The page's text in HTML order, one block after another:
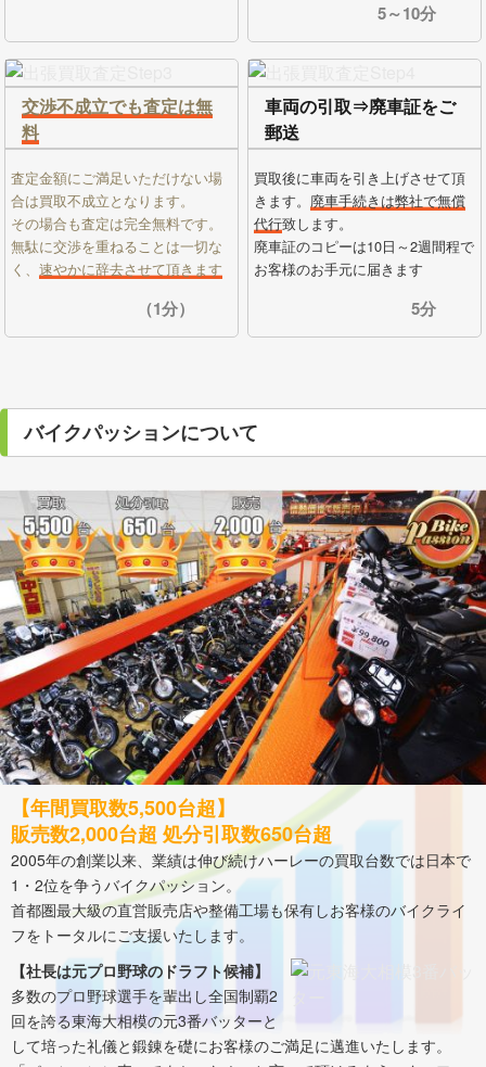
5～10分
交渉不成立でも査定は無
料
査定金額にご満足いただけない場
合は買取不成立となります。
その場合も査定は完全無料です。
無駄に交渉を重ねることは一切な
く、速やかに辞去させて頂きます
（1分）
車両の引取⇒廃車証をご
郵送
買取後に車両を引き上げさせて頂
きます。 廃車手続きは弊社で無償
代行致します。
廃車証のコピーは10日～2週間程で
お客様のお手元に届きます
5分
バイクパッションについて
【年間買取数5,500台超】
販売数2,000台超 処分引取数650台超
2005年の創業以来、業績は伸び続けハーレーの買取台数では日本で
1・2位を争うバイクパッション。
首都圏最大級の直営販売店や整備工場も保有しお客様のバイクライ
フをトータルにご支援いたします。
【社長は元プロ野球のドラフト候補】
多数のプロ野球選手を輩出し全国制覇2
回を誇る東海大相模の元3番バッターと
して培った礼儀と鍛錬を礎にお客様のご満足に邁進いたします。